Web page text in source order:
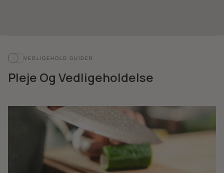
VEDLIGEHOLD GUIDER
Pleje Og Vedligeholdelse